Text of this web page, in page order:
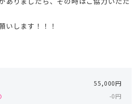
いします！！！
55,000円
-0円